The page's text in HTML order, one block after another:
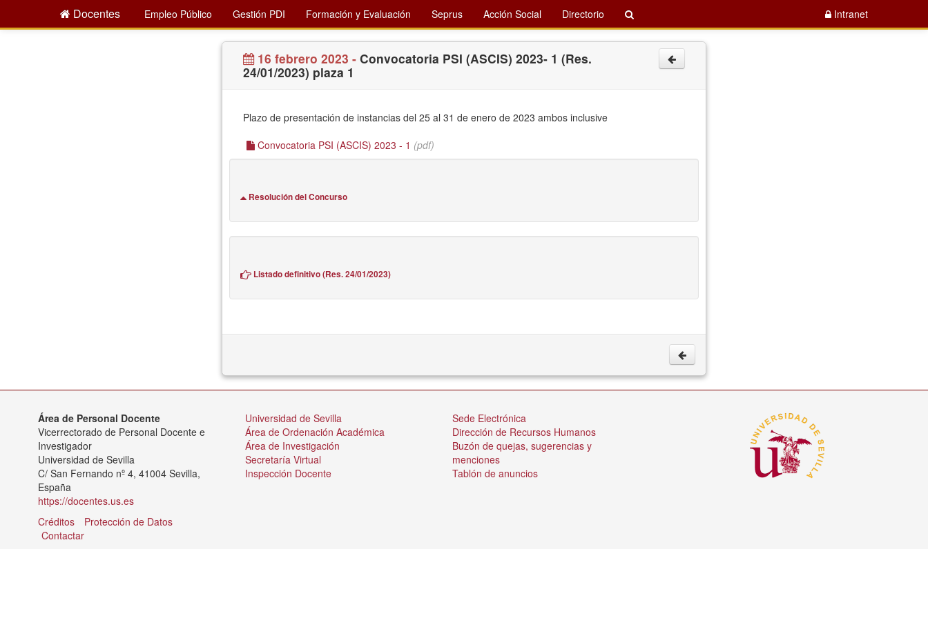
Docentes Intranet
Empleo Público Gestión PDI Formación y Evaluación Seprus Acción Social Directorio
16 febrero 2023 - Convocatoria PSI (ASCIS) 2023- 1 (Res.
24/01/2023) plaza 1
Plazo de presentación de instancias del 25 al 31 de enero de 2023 ambos inclusive
Convocatoria PSI (ASCIS) 2023 - 1 (pdf)
Resolución del Concurso
Listado definitivo (Res. 24/01/2023)
Área de Personal Docente
Vicerrectorado de Personal Docente e
Investigador
Universidad de Sevilla
C/ San Fernando nº 4, 41004 Sevilla,
España
https://docentes.us.es
Créditos
Protección de Datos
Contactar
Universidad de Sevilla
Área de Ordenación Académica
Área de Investigación
Secretaría Virtual
Inspección Docente
Sede Electrónica
Dirección de Recursos Humanos
Buzón de quejas, sugerencias y
menciones
Tablón de anuncios